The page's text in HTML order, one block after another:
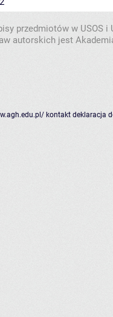
przedmiotów w USOS
autorskich jest
kontakt deklaracja